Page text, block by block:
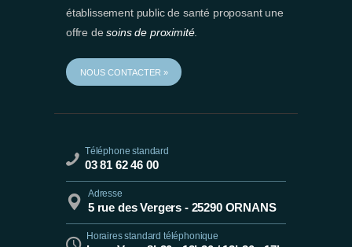
établissement public de santé proposant une
offre desoins de proximité.
NOUS CONTACTER »
Téléphone standard
03 81 62 46 00
Adresse
5 rue des Vergers - 25290 ORNANS
Horaires standard téléphonique